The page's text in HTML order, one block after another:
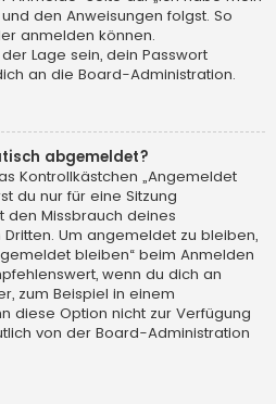
den Anweisungen folgst. So
anmelden können.
Lage sein, dein Passwort
an die Board-Administration.
abgemeldet?
Kontrollkästchen „Angemeldet
du nur für eine Sitzung
den Missbrauch deines
Um angemeldet zu bleiben,
bleiben“ beim Anmelden
wenn du dich an
zum Beispiel in einem
diese Option nicht zur Verfügung
von der Board-Administration